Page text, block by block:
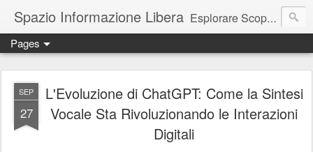
Spazio Informazione Libera Esplorare Scoprire Creare
Escursioni, viaggi, arte, tecnologia, attualità
Pages
SEP
27
L'Evoluzione di ChatGPT: Come la Sintesi
Vocale Sta Rivoluzionando le Interazioni
Digitali